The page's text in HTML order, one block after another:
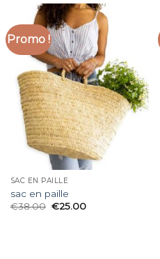
Promo !
SAC EN PAILLE
sac en paille
€38.00 €25.00